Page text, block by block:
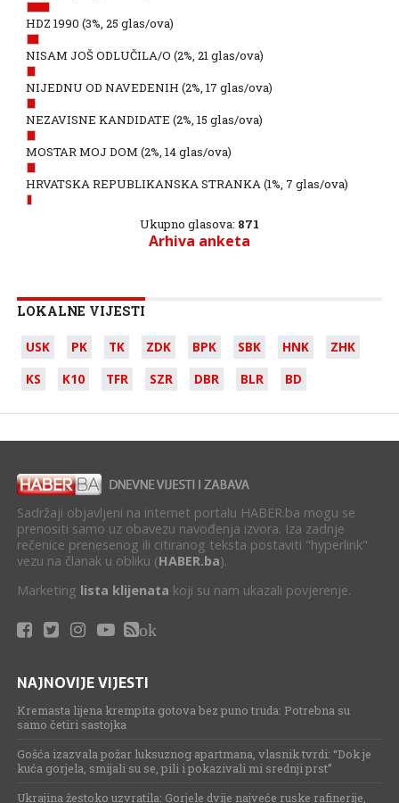
HDZ 1990 (3%, 25 glas/ova)
NISAM JOŠ ODLUČILA/O (2%, 21 glas/ova)
NIJEDNU OD NAVEDENIH (2%, 17 glas/ova)
NEZAVISNE KANDIDATE (2%, 15 glas/ova)
MOSTAR MOJ DOM (2%, 14 glas/ova)
HRVATSKA REPUBLIKANSKA STRANKA(1%, 7 glas/ova)
Ukupno glasova: 871
Arhiva anketa
LOKALNE VIJESTI
USK PK TK ZDK BPK SBK HNK
ZHK
KS
K10 TFR SZR DBR BLR BD
Sadržaji objavljeni na internet portalu HABER.ba mogu se
prenositi samo uz obavezu navođenja izvora. Iza zadnje
rečenice prenesenog ili citiranog teksta postaviti "hyperlink"
vezu na članak u obliku (HABER.ba).
Marketing lista klijenata koji su nam ukazali povjerenje.
ok
NAJNOVIJE VIJESTI
Kremasta lijena krempita gotova bez puno truda: Potrebna su
samo četiri sastojka
Gošća izazvala požar luksuznog apartmana, vlasnik tvrdi: “Dok je
kuća gorjela, smijali su se, pili i pokazivali mi srednji prst”
Ukrajina žestoko uzvratila: Gorjele dvije najveće ruske rafinerije,